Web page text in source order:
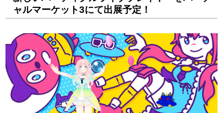
ャルマーケット3にて出展予定！